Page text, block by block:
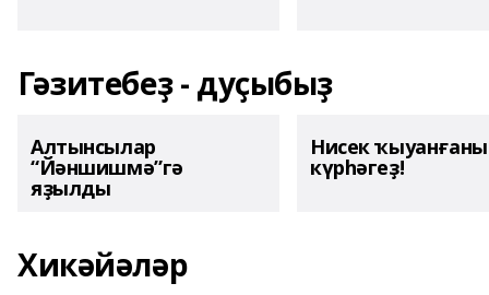
Гәзитебеҙ - дуҫыбыҙ
Алтынсылар
“Йәншишмә”гә
яҙылды
Нисек
күрһәгеҙ!
Хикәйәләр